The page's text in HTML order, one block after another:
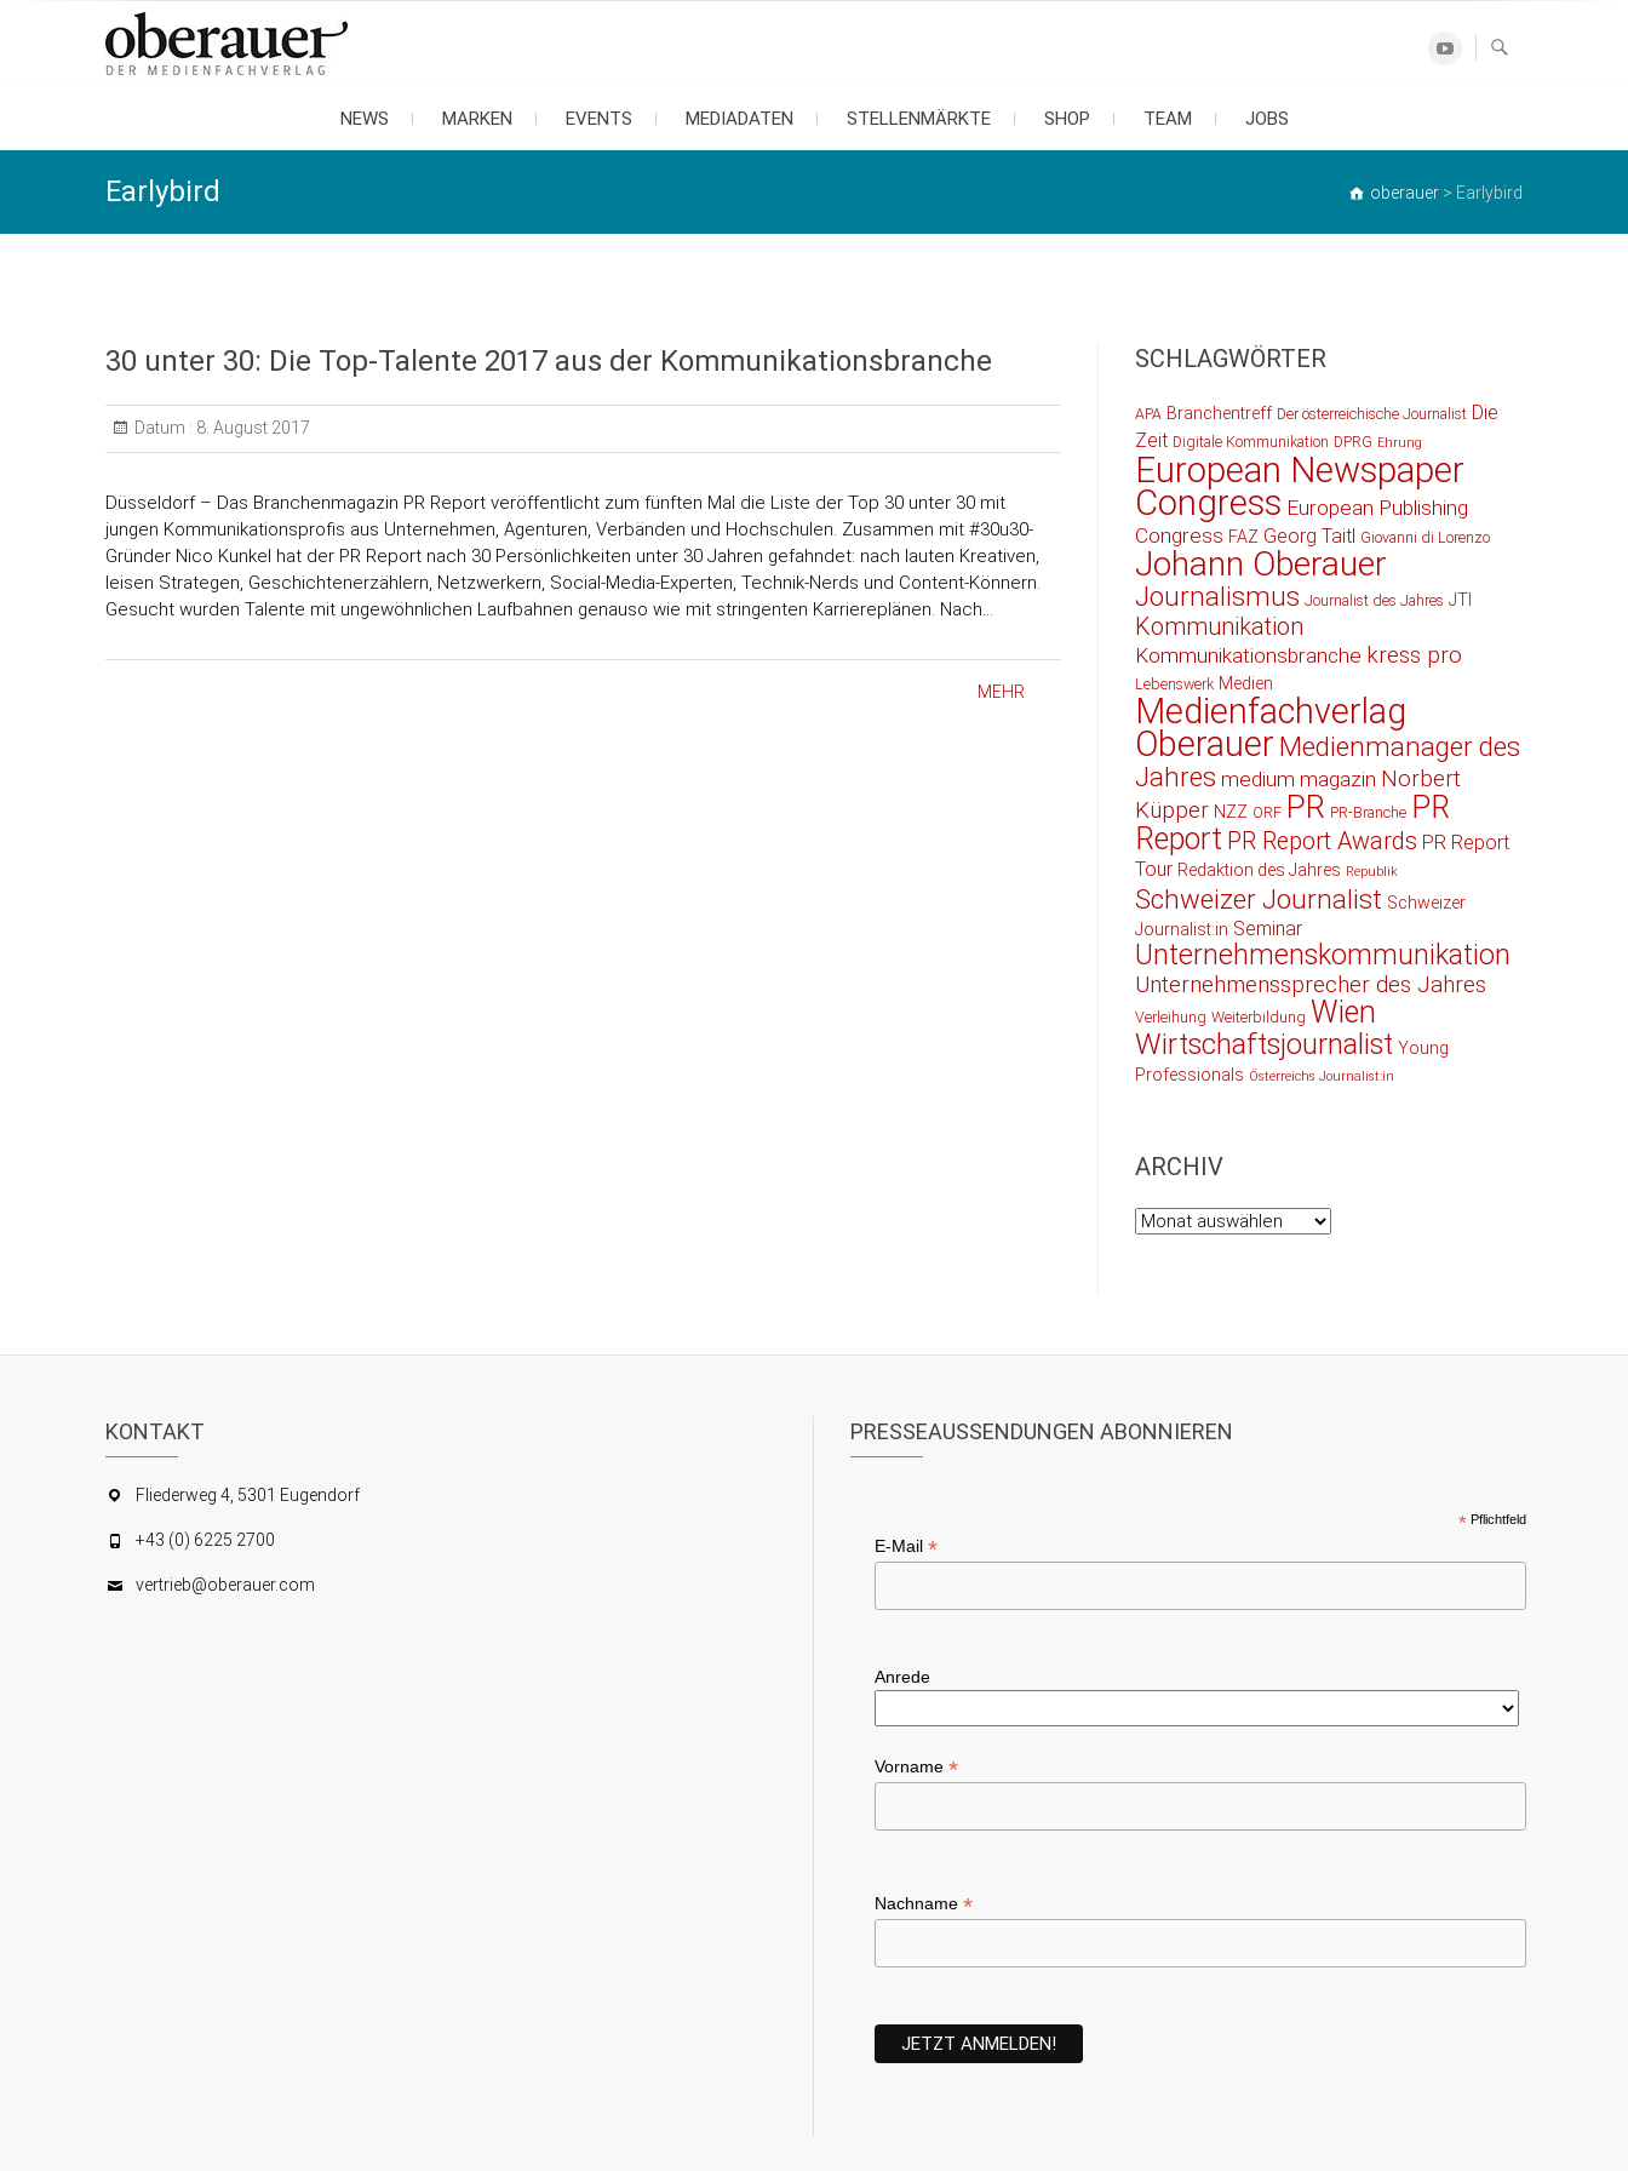
oberauer
der medienfachverlag Youtube
NEWS MARKEN EVENTS MEDIADATEN STELLENMÄRKTE SHOP TEAM JOBS
Earlybird oberauer > Earlybird
30 unter 30: Die Top-Talente 2017 aus der Kommunikationsbranche
Datum : 8. August 2017
Düsseldorf – Das Branchenmagazin PR Report veröffentlicht zum fünften Mal die Liste der Top 30 unter 30 mit
jungen Kommunikationsprofis aus Unternehmen, Agenturen, Verbänden und Hochschulen. Zusammen mit #30u30-
Gründer Nico Kunkel hat der PR Report nach 30 Persönlichkeiten unter 30 Jahren gefahndet: nach lauten Kreativen,
leisen Strategen, Geschichtenerzählern, Netzwerkern, Social-Media-Experten, Technik-Nerds und Content-Könnern.
Gesucht wurden Talente mit ungewöhnlichen Laufbahnen genauso wie mit stringenten Karriereplänen. Nach…
MEHR
SCHLAGWÖRTER
APA Branchentreff Der österreichische Journalist Die
Zeit Digitale Kommunikation DPRG Ehrung
European Newspaper
Congress European Publishing
Congress FAZ Georg Taitl Giovanni di Lorenzo
Johann Oberauer
Journalismus Journalist des Jahres JTI
Kommunikation
Kommunikationsbranche kress pro
Lebenswerk Medien
Medienfachverlag
Oberauer Medienmanager des
Jahres medium magazin Norbert
Küpper NZZ ORF PR PR-Branche PR
Report PR Report Awards PR Report
Tour Redaktion des Jahres Republik
Schweizer Journalist Schweizer
Journalist:in Seminar
Unternehmenskommunikation
Unternehmenssprecher des Jahres
Verleihung Weiterbildung Wien
Wirtschaftsjournalist Young
Professionals Österreichs Journalist:in
ARCHIV
Archiv
KONTAKT
Fliederweg 4, 5301 Eugendorf
+43 (0) 6225 2700
vertrieb@oberauer.com
PRESSEAUSSENDUNGEN ABONNIEREN
*Pflichtfeld
E-Mail *
Anrede
Vorname *
Nachname *